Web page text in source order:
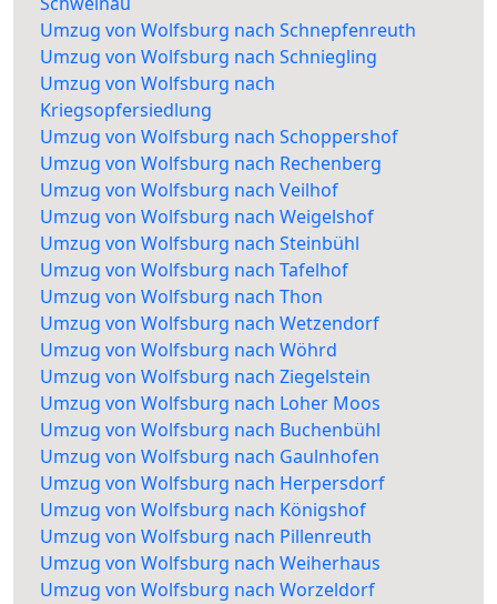
Umzug von Wolfsburg nach Schnepfenreuth
Umzug von Wolfsburg nach Schniegling
Umzug von Wolfsburg nach
Kriegsopfersiedlung
Umzug von Wolfsburg nach Schoppershof
Umzug von Wolfsburg nach Rechenberg
Umzug von Wolfsburg nach Veilhof
Umzug von Wolfsburg nach Weigelshof
Umzug von Wolfsburg nach Steinbühl
Umzug von Wolfsburg nach Tafelhof
Umzug von Wolfsburg nach Thon
Umzug von Wolfsburg nach Wetzendorf
Umzug von Wolfsburg nach Wöhrd
Umzug von Wolfsburg nach Ziegelstein
Umzug von Wolfsburg nach Loher Moos
Umzug von Wolfsburg nach Buchenbühl
Umzug von Wolfsburg nach Gaulnhofen
Umzug von Wolfsburg nach Herpersdorf
Umzug von Wolfsburg nach Königshof
Umzug von Wolfsburg nach Pillenreuth
Umzug von Wolfsburg nach Weiherhaus
Umzug von Wolfsburg nach Worzeldorf